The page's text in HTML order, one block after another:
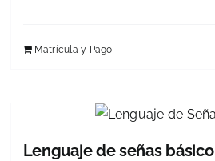
Matrícula y Pago
Lenguaje de señas básico